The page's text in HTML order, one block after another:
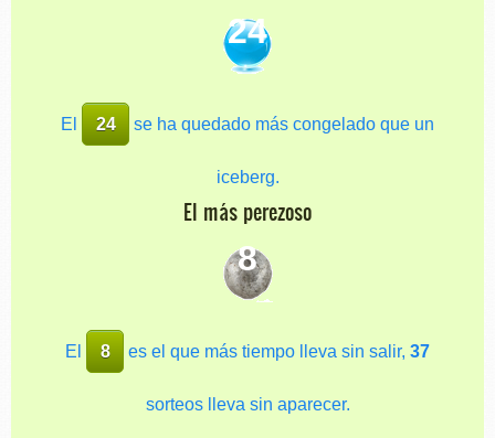
24
El 24 se ha quedado más congelado que un
iceberg.
El más perezoso
8
El 8 es el que más tiempo lleva sin salir, 37
sorteos lleva sin aparecer.